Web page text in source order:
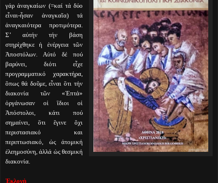
γάρ ἀναγκαίων (=καί τά δύο
εἶναι-ἦσαν ἀναγκαῖα) τά
ἀναγκαιότερα προτιμότερα.
Σ’ αὐτήν τήν βάση
στηρίχθηκε ἡ ἐνέργεια τῶν
Ἀποστόλων. Αὐτό δέ πού
βαρύνει, διότι εἶχε
προγραμματικό χαρακτήρα,
ὃπως θά δοῦμε, εἶναι ὃτι τήν
διακονία τῶν «Ἑπτά»
ὀργάνωσαν οἱ ἲδιοι οἱ
Ἀπόστολοι, κάτι πού
σημαίνει, ὃτι ἒγινε ὂχι
περιστασιακό και
περιπτωσιακό, ὡς ἀτομική
ἐλεημοσύνη, ἀλλά ὡς θεσμική
διακονία.
Ἐκλογὴ